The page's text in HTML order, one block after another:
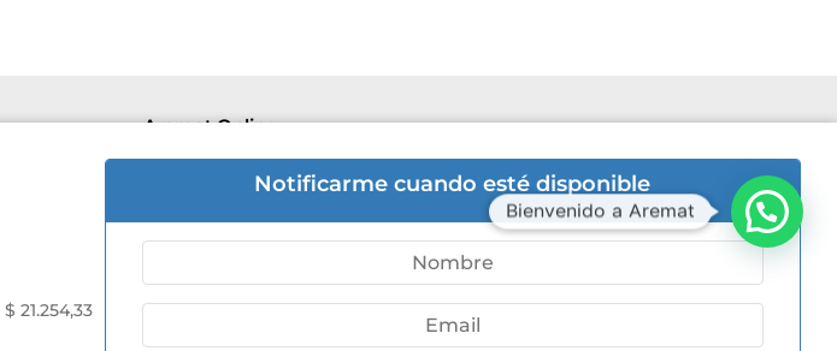
Aremat Online
Lu-Vie 8hs a 16hs | Sab 8hs a 12hs.
+54 9 3426 50-5446
$ 21.254,33
Notificarme cuando esté disponible
Bienvenido a Aremat